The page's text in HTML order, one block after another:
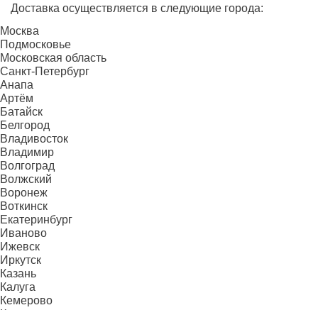
Доставка осуществляется в следующие города:
Москва
Подмосковье
Московская область
Санкт-Петербург
Анапа
Артём
Батайск
Белгород
Владивосток
Владимир
Волгоград
Волжский
Воронеж
Воткинск
Екатеринбург
Иваново
Ижевск
Иркутск
Казань
Калуга
Кемерово